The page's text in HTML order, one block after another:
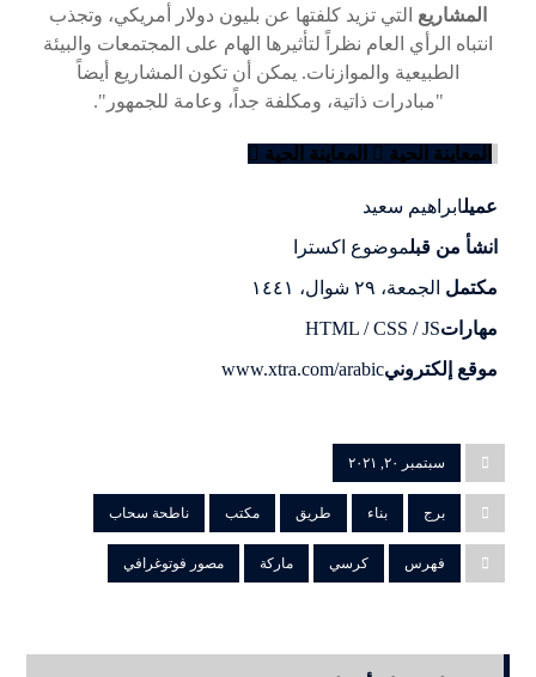
المشاريع التي تزيد كلفتها عن بليون دولار أمريكي، وتجذب
انتباه الرأي العام نظراً لتأثيرها الهام على المجتمعات والبيئة
الطبيعية والموازنات. يمكن أن تكون المشاريع أيضاً
"مبادرات ذاتية، ومكلفة جداً، وعامة للجمهور".
المعاينة الحية المعاينة الحية
عميلابراهيم سعيد
انشأ من قبلموضوع اکسترا
مكتمل الجمعة، ٢٩ شوال، ١٤٤١
مهاراتHTML / CSS / JS
موقع إلكترونيwww.xtra.com/arabic
سبتمبر ٢٠, ٢٠٢١
برج بناء طريق مكتب ناطحة سحاب
فهرس كرسي ماركة مصور فوتوغرافي